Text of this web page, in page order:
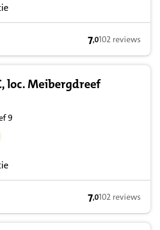
7,0 op basis van
7,0102 reviews
loc. Meibergdreef
9
7,0 op basis van
7,0102 reviews